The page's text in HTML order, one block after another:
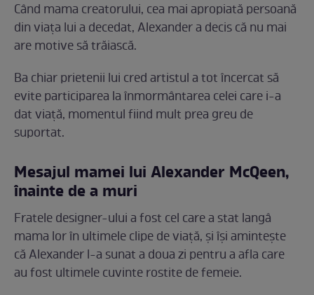
Când mama creatorului, cea mai apropiată persoană
din viaţa lui a decedat, Alexander a decis că nu mai
are motive să trăiască.
Ba chiar prietenii lui cred artistul a tot încercat să
evite participarea la înmormântarea celei care i-a
dat viaţă, momentul fiind mult prea greu de
suportat.
Mesajul mamei lui Alexander McQeen,
înainte de a muri
Fratele designer-ului a fost cel care a stat langâ
mama lor în ultimele clipe de viaţă, şi îşi aminteşte
că Alexander l-a sunat a doua zi pentru a afla care
au fost ultimele cuvinte rostite de femeie.